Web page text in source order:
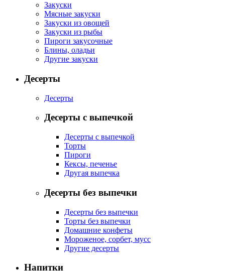
Закуски
Мясные закуски
Закуски из овощей
Закуски из рыбы
Пироги закусочные
Блины, оладьи
Другие закуски
Десерты
Десерты
Десерты с выпечкой
Десерты с выпечкой
Торты
Пироги
Кексы, печенье
Другая выпечка
Десерты без выпечки
Десерты без выпечки
Торты без выпечки
Домашние конфеты
Мороженое, сорбет, мусс
Другие десерты
Напитки